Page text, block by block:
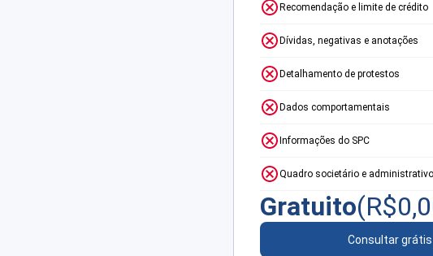
Recomendação e limite de crédito
Dívidas, negativas e anotações
Detalhamento de protestos
Dados comportamentais
Informações do SPC
Quadro societário e administrativo
Gratuito(R$
Consultar grátis